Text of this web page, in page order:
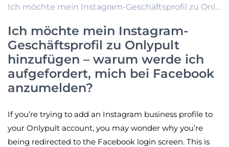
Ich möchte mein Instagram-Geschäftsprofil zu Onlypult hinzufügen – warum werde ich aufgefordert, mich bei Facebook anzumelden?
Ich möchte mein Instagram-
Geschäftsprofil zu Onlypult
hinzufügen – warum werde ich
aufgefordert, mich bei Facebook
anzumelden?
If you’re trying to add an Instagram business profile to
your Onlypult account, you may wonder why you’re
being redirected to the Facebook login screen. This is